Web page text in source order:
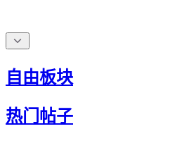
自由板块
热门帖子